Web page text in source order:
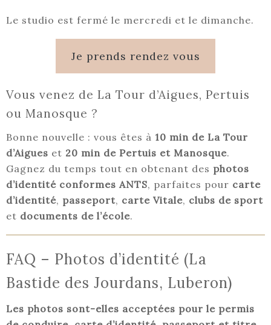
Le studio est fermé le mercredi et le dimanche.
Je prends rendez vous
Vous venez de La Tour d’Aigues, Pertuis
ou Manosque ?
Bonne nouvelle : vous êtes à 10 min de La Tour
d’Aigues et 20 min de Pertuis et Manosque.
Gagnez du temps tout en obtenant des photos
d’identité conformes ANTS, parfaites pour carte
d’identité, passeport, carte Vitale, clubs de sport
et documents de l’école.
FAQ – Photos d’identité (La
Bastide des Jourdans, Luberon)
Les photos sont-elles acceptées pour le permis